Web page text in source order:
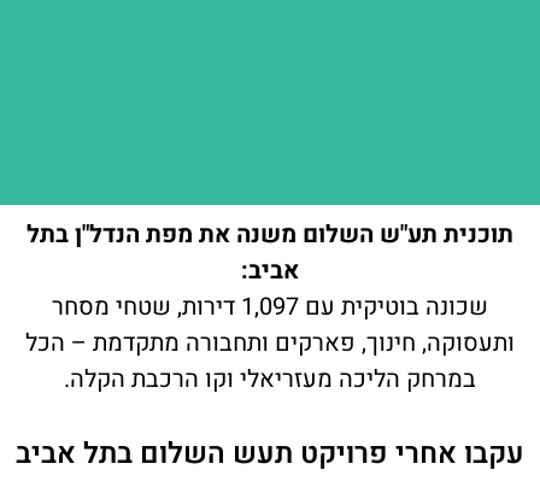
תוכנית תע"ש השלום משנה את מפת הנדל"ן בתל
אביב:
שכונה בוטיקית עם 1,097 דירות, שטחי מסחר
ותעסוקה, חינוך, פארקים ותחבורה מתקדמת – הכל
במרחק הליכה מעזריאלי וקו הרכבת הקלה.
עקבו אחרי פרויקט תעש השלום בתל אביב